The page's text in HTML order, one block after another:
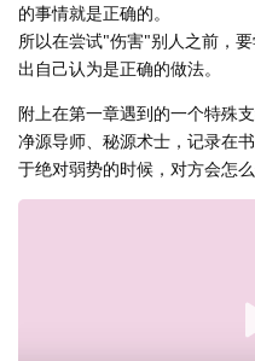
的事情就是正确的。
所以在尝试"伤害"别人之前，
出自己认为是正确的做法。
附上在第一章遇到的一个特殊
净源导师、秘源术士，记录在
于绝对弱势的时候，对方会怎